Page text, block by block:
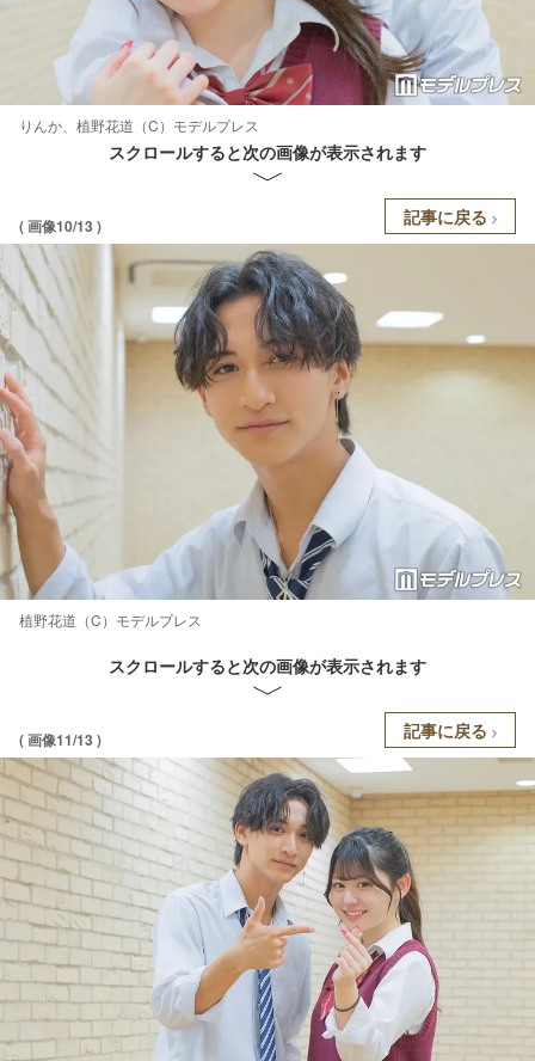
りんか、植野花道（C）モデルプレス
スクロールすると次の画像が表示されます
( 画像10/13 ) 記事に戻る
植野花道（C）モデルプレス
スクロールすると次の画像が表示されます
( 画像11/13 ) 記事に戻る